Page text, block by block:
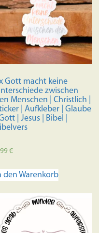
Gott macht keine
zwischen
Menschen | Christlich |
| Aufkleber | Glaube
Gott | Jesus | Bibel |
€
den Warenkorb